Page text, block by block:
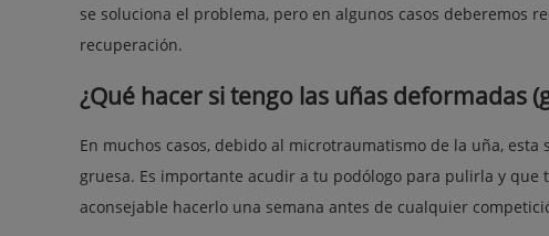
se soluciona el problema, pero en algunos casos deberemos
recuperación.
¿Qué hacer si tengo las uñas deformadas
En muchos casos, debido al microtraumatismo de la uña,
gruesa. Es importante acudir a tu podólogo para pulirla y que
aconsejable hacerlo una semana antes de cualquier